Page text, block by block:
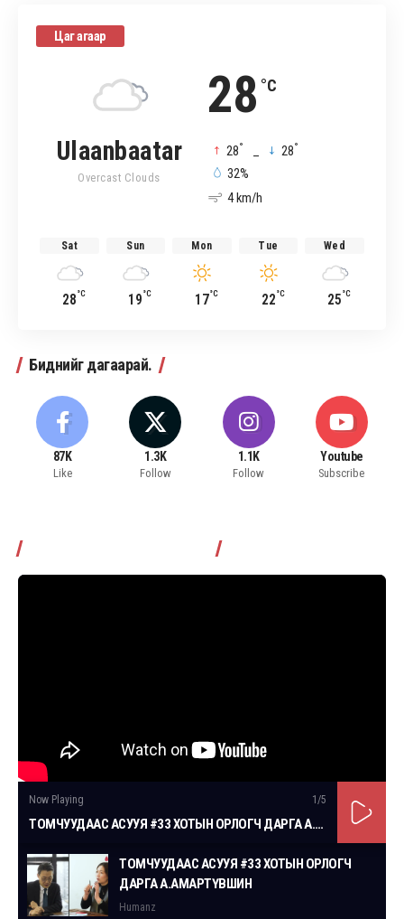
Цаг агаар
28 °C
Ulaanbaatar
Overcast Clouds
28° 28°
32%
4 km/h
Sat
28°C
Sun
19°C
Mon
17°C
Tue
22°C
Wed
25°C
Биднийг дагаарай.
87K
Like
1.3K
Follow
1.1K
Follow
Youtube
Subscribe
Now Playing 1 /5
ТОМЧУУДААС АСУУЯ #33 ХОТЫН ОРЛОГЧ ДАРГА А.АМАРТҮВШИН
ТОМЧУУДААС АСУУЯ #33 ХОТЫН ОРЛОГЧ
ДАРГА А.АМАРТҮВШИН
Humanz